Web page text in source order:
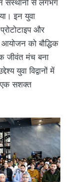
संस्थानों से लगभग
इन युवा
और
आयोजन को बौद्धिक
जीवंत मंच बना
युवा विद्वानों में
एक सशक्त